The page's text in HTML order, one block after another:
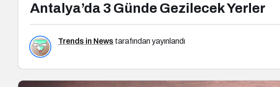
Antalya’da 3 Günde Gezilecek Yerler
Trends in News tarafından yayınlandı